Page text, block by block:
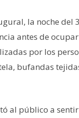
la noche del
antes de
por los
bufandas
al público a